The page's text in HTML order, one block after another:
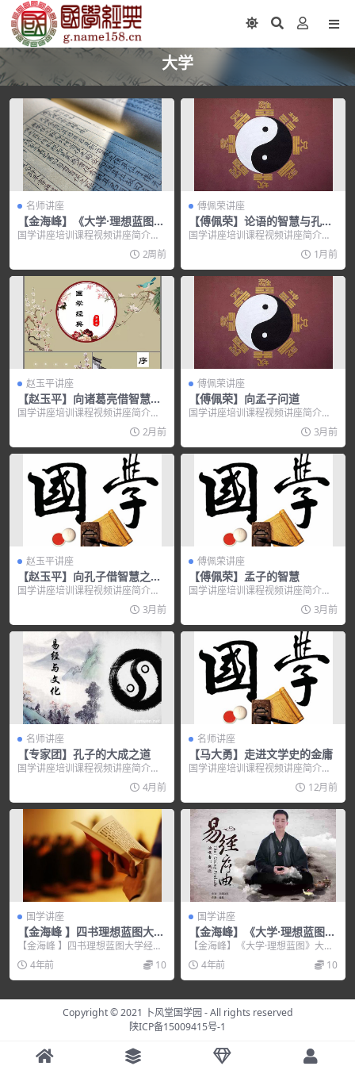
大学
名师讲座
【金海峰】《大学·理想蓝图》
大学传
国学讲座培训课程视频讲座简介：
金海峰《大学·理想蓝图-大学传》
2周前
傅佩荣讲座
【傅佩荣】论语的智慧与孔子
的大道
国学讲座培训课程视频讲座简介：
1月前
赵玉平讲座
【赵玉平】向诸葛亮借智慧之
展示的诀窍【高清】
国学讲座培训课程视频讲座简介：
讲师介绍 赵玉平 中央电视...
2月前
傅佩荣讲座
【傅佩荣】向孟子问道
国学讲座培训课程视频讲座简介：
傅佩荣，公元1950年生，祖籍上
3月前
赵玉平讲座
【赵玉平】向孔子借智慧之育
人学问【高清】
国学讲座培训课程视频讲座简介：
讲师介绍 赵玉平 《百家讲坛》主
3月前
傅佩荣讲座
【傅佩荣】孟子的智慧
国学讲座培训课程视频讲座简介：
做人处事需要有价值观，孟子提供
3月前
名师讲座
【专家团】孔子的大成之道
国学讲座培训课程视频讲座简介：
4月前
名师讲座
【马大勇】走进文学史的金庸
国学讲座培训课程视频讲座简介：
【马大勇】走进文学史的金庸 大师
12月前
国学讲座
【金海峰 】四书理想蓝图大学
经大学·理想蓝图
【金海峰 】四书理想蓝图大学经大
学·理想蓝图，培训讲座视频，培训
课程视频教程下载...
4年前 10
国学讲座
【金海峰】《大学·理想蓝图》
大学传
【金海峰】《大学·理想蓝图》大学
传，培训讲座视频，培训课程视频
教程下载，百度网盘...
4年前 10
Copyright © 2021 卜风堂国学园- All rights reserved
陕ICP备15009415号-1